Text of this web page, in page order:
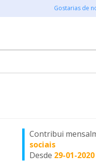
Gostarias de
Contribui
sociais
Desde 29-01-2020